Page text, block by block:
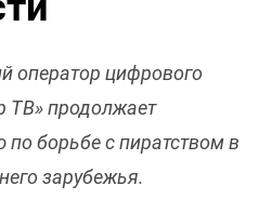
оператор цифрового
ТВ» продолжает
борьбе с пиратством в
зарубежья.